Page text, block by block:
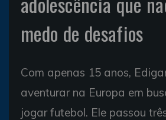
medo de desafios
Com apenas 15 anos,
aventurar na Europa em
jogar futebol. Ele passou